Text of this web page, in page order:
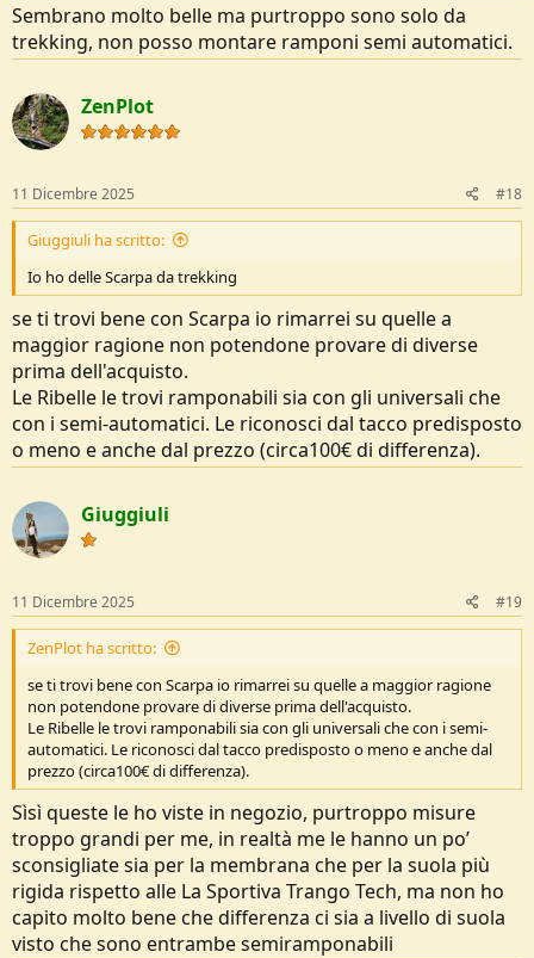
Sembrano molto belle ma purtroppo sono solo da
trekking, non posso montare ramponi semi automatici.
ZenPlot
11 Dicembre 2025 #18
Giuggiuli ha scritto:
Io ho delle Scarpa da trekking
se ti trovi bene con Scarpa io rimarrei su quelle a
maggior ragione non potendone provare di diverse
prima dell'acquisto.
Le Ribelle le trovi ramponabili sia con gli universali che
con i semi-automatici. Le riconosci dal tacco predisposto
o meno e anche dal prezzo (circa100€ di differenza).
Giuggiuli
11 Dicembre 2025 #19
ZenPlot ha scritto:
se ti trovi bene con Scarpa io rimarrei su quelle a maggior ragione
non potendone provare di diverse prima dell'acquisto.
Le Ribelle le trovi ramponabili sia con gli universali che con i semi-
automatici. Le riconosci dal tacco predisposto o meno e anche dal
prezzo (circa100€ di differenza).
Sìsì queste le ho viste in negozio, purtroppo misure
troppo grandi per me, in realtà me le hanno un po’
sconsigliate sia per la membrana che per la suola più
rigida rispetto alle La Sportiva Trango Tech, ma non ho
capito molto bene che differenza ci sia a livello di suola
visto che sono entrambe semiramponabili